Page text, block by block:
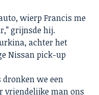
wierp Francis me
grijnsde hij.
achter het
Nissan pick-up
dronken we een
vriendelijke man ons